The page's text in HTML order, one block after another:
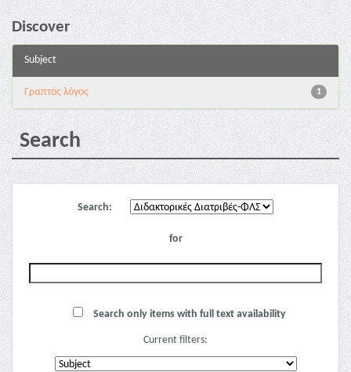
Discover
Subject
1
Γραπτός λόγος
Search
Search:
for
Search only items with full text availability
Current filters: